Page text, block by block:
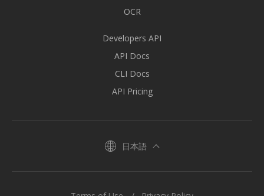
OCR
Developers API
API Docs
CLI Docs
API Pricing
日本語